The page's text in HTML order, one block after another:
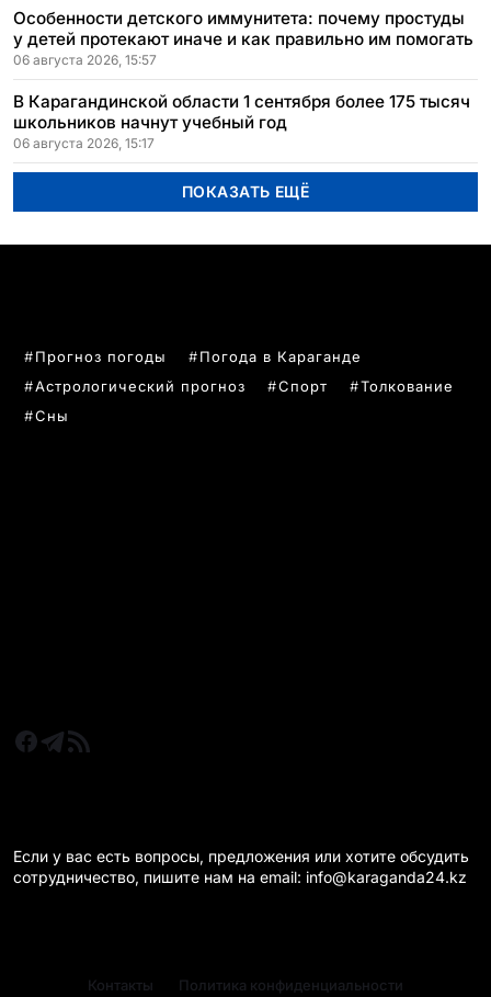
Особенности детского иммунитета: почему простуды
у детей протекают иначе и как правильно им помогать
06 августа 2026, 15:57
В Карагандинской области 1 сентября более 175 тысяч
школьников начнут учебный год
06 августа 2026, 15:17
ПОКАЗАТЬ ЕЩЁ
Прогноз погоды
Погода в Караганде
Астрологический прогноз
Спорт
Толкование
Сны
Если у вас есть вопросы, предложения или хотите обсудить
сотрудничество, пишите нам на email: info@karaganda24.kz
Контакты Политика конфиденциальности